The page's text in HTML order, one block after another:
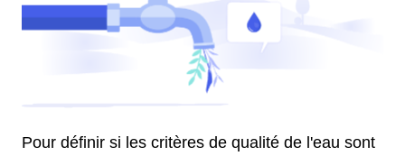
Pour définir si les critères de qualité de l'eau sont